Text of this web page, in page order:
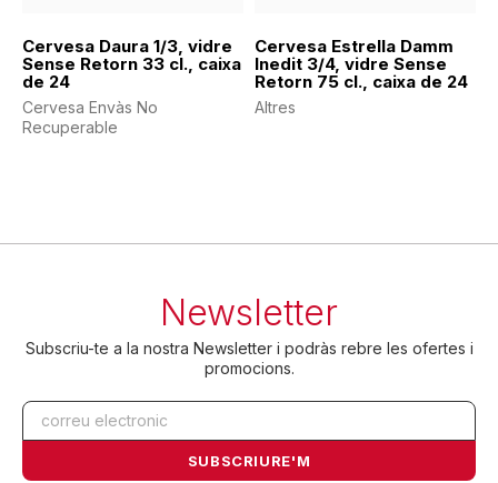
Cervesa Daura 1/3, vidre
Sense Retorn 33 cl., caixa
de 24
Cervesa Envàs No
Recuperable
Cervesa Estrella Damm
Inedit 3/4, vidre Sense
Retorn 75 cl., caixa de 24
Altres
Newsletter
Subscriu-te a la nostra Newsletter i podràs rebre les ofertes i
promocions.